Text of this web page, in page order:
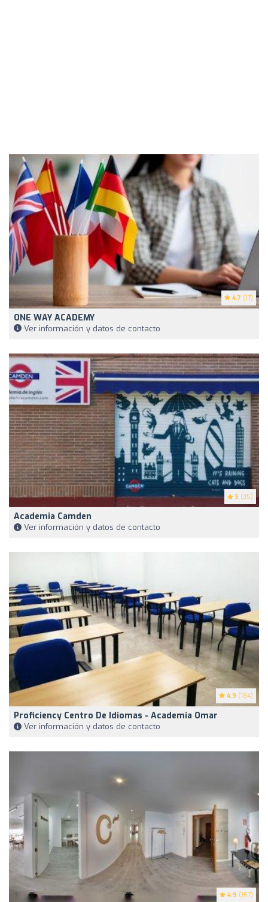
4.7 (17)
ONE WAY ACADEMY
Ver información y datos de contacto
5 (35)
Academia Camden
Ver información y datos de contacto
4.9 (184)
Proficiency Centro De Idiomas - Academia Omar
Ver información y datos de contacto
4.9 (157)